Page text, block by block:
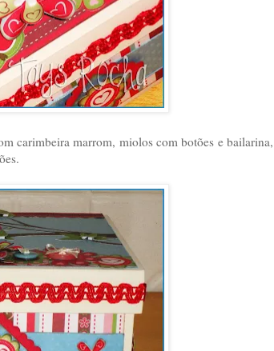
carimbeira marrom, miolos com botões e bailarina,